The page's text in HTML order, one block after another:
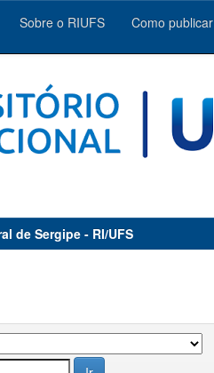
Sobre o RIUFS Como publicar
de Sergipe - RI/UFS